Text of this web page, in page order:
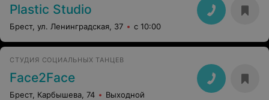
Plastic Studio
Брест, ул. Ленинградская, 37 с 10:00
СТУДИЯ СОЦИАЛЬНЫХ ТАНЦЕВ
Face2Face
Брест, Карбышева, 74 Выходной